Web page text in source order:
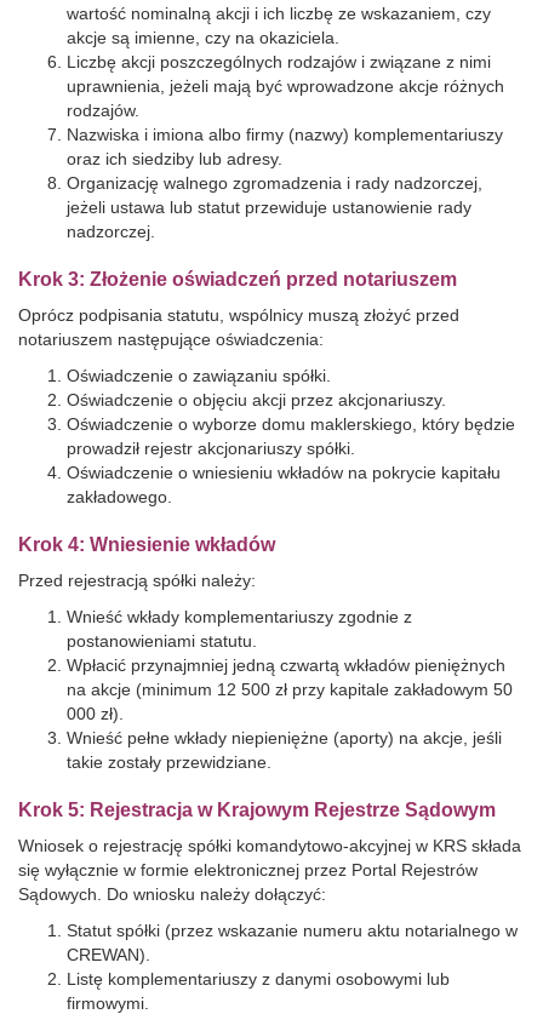
wartość nominalną akcji i ich liczbę ze wskazaniem, czy
akcje są imienne, czy na okaziciela.
Liczbę akcji poszczególnych rodzajów i związane z nimi
uprawnienia, jeżeli mają być wprowadzone akcje różnych
rodzajów.
Nazwiska i imiona albo firmy (nazwy) komplementariuszy
oraz ich siedziby lub adresy.
Organizację walnego zgromadzenia i rady nadzorczej,
jeżeli ustawa lub statut przewiduje ustanowienie rady
nadzorczej.
Krok 3: Złożenie oświadczeń przed notariuszem
Oprócz podpisania statutu, wspólnicy muszą złożyć przed
notariuszem następujące oświadczenia:
Oświadczenie o zawiązaniu spółki.
Oświadczenie o objęciu akcji przez akcjonariuszy.
Oświadczenie o wyborze domu maklerskiego, który będzie
prowadził rejestr akcjonariuszy spółki.
Oświadczenie o wniesieniu wkładów na pokrycie kapitału
zakładowego.
Krok 4: Wniesienie wkładów
Przed rejestracją spółki należy:
Wnieść wkłady komplementariuszy zgodnie z
postanowieniami statutu.
Wpłacić przynajmniej jedną czwartą wkładów pieniężnych
na akcje (minimum 12 500 zł przy kapitale zakładowym 50
000 zł).
Wnieść pełne wkłady niepieniężne (aporty) na akcje, jeśli
takie zostały przewidziane.
Krok 5: Rejestracja w Krajowym Rejestrze Sądowym
Wniosek o rejestrację spółki komandytowo-akcyjnej w KRS składa
się wyłącznie w formie elektronicznej przez Portal Rejestrów
Sądowych. Do wniosku należy dołączyć:
Statut spółki (przez wskazanie numeru aktu notarialnego w
CREWAN).
Listę komplementariuszy z danymi osobowymi lub
firmowymi.